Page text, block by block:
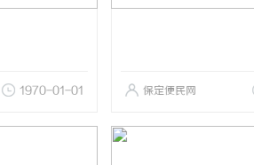
1970-01-01 保定便民网